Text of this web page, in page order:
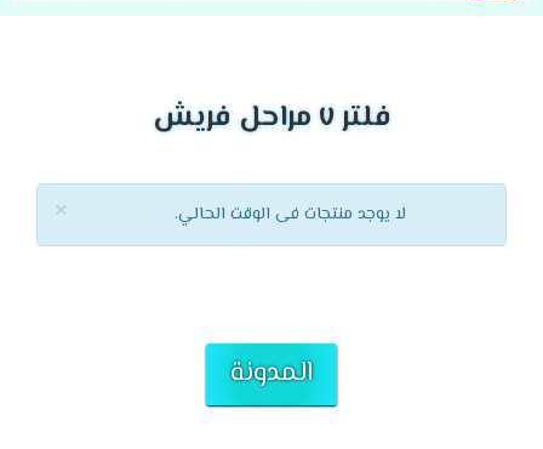
فلتر ٧ مراحل فريش
× لا يوجد منتجات فى الوقت الحالي.
المدونة